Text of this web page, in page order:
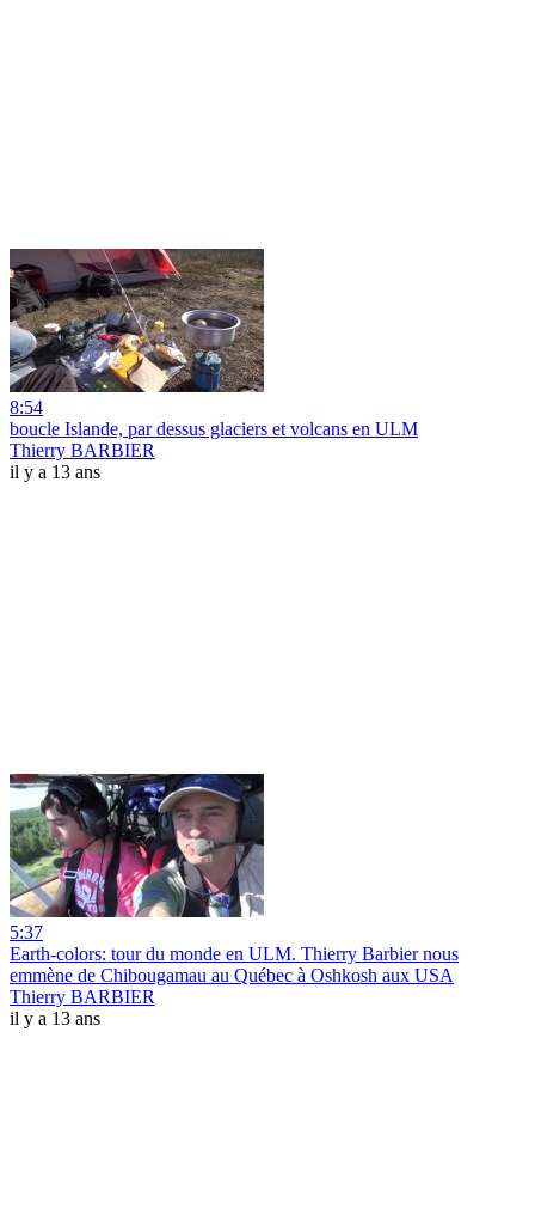
8:54
boucle Islande, par dessus glaciers et volcans en ULM
Thierry BARBIER
il y a 13 ans
5:37
Earth-colors: tour du monde en ULM. Thierry Barbier nous
emmène de Chibougamau au Québec à Oshkosh aux USA
Thierry BARBIER
il y a 13 ans